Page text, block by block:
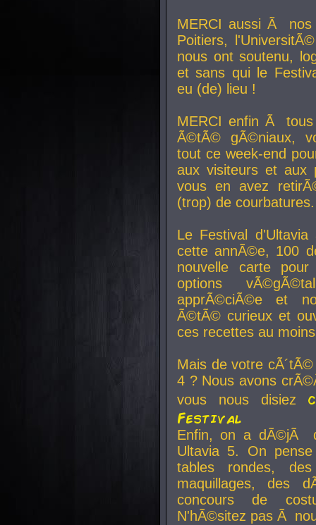
MERCI aussi Ã nos
Poitiers,
nous ont soutenu,
et sans qui le
eu (de) lieu !
MERCI enfin Ã
Ã©tÃ© gÃ©niaux,
tout ce week-end
aux visiteurs et aux
vous en avez
(trop) de courbatures.
Le Festival
cette annÃ©e, 100
nouvelle carte
options
apprÃ©ciÃ©e et
Ã©tÃ© curieux et
ces recettes au
Mais de votre
4 ? Nous avons
vous nous disiez
Festival
Enfin, on a dÃ©jÃ
Ultavia 5. On
tables rondes,
maquillages, des
concours de
N'hÃ©sitez pas Ã